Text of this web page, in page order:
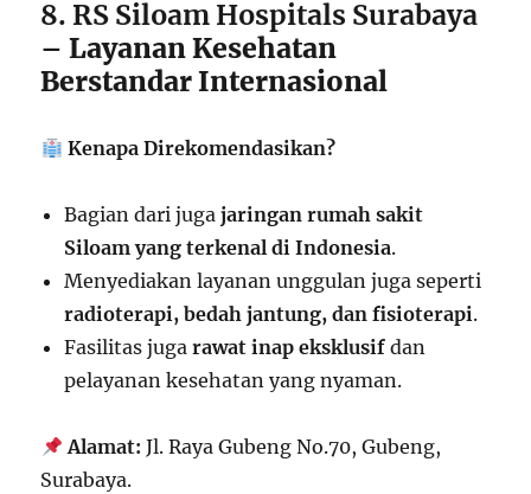
8. RS Siloam Hospitals Surabaya
– Layanan Kesehatan
Berstandar Internasional
Kenapa Direkomendasikan?
Bagian dari jugajaringan rumah sakit
Siloam yang terkenal di Indonesia.
Menyediakan layanan unggulan juga seperti
radioterapi, bedah jantung, dan fisioterapi.
Fasilitas jugarawat inap eksklusif dan
pelayanan kesehatan yang nyaman.
Alamat: Jl. Raya Gubeng No.70, Gubeng,
Surabaya.